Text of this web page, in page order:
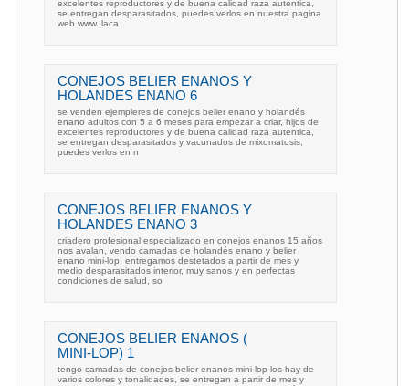
excelentes reproductores y de buena calidad raza autentica,
se entregan desparasitados, puedes verlos en nuestra pagina
web www. laca
CONEJOS BELIER ENANOS Y
HOLANDES ENANO 6
se venden ejempleres de conejos belier enano y holandés
enano adultos con 5 a 6 meses para empezar a criar, hijos de
excelentes reproductores y de buena calidad raza autentica,
se entregan desparasitados y vacunados de mixomatosis,
puedes verlos en n
CONEJOS BELIER ENANOS Y
HOLANDES ENANO 3
criadero profesional especializado en conejos enanos 15 años
nos avalan, vendo camadas de holandés enano y belier
enano mini-lop, entregamos destetados a partir de mes y
medio desparasitados interior, muy sanos y en perfectas
condiciones de salud, so
CONEJOS BELIER ENANOS (
MINI-LOP) 1
tengo camadas de conejos belier enanos mini-lop los hay de
varios colores y tonalidades, se entregan a partir de mes y